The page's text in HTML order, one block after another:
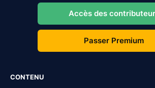
Accès des
Passer Premium
CONTENU